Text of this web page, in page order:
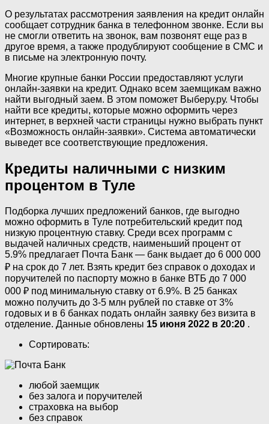
О результатах рассмотрения заявления на кредит онлайн
сообщает сотрудник банка в телефонном звонке. Если вы
не смогли ответить на звонок, вам позвонят еще раз в
другое время, а также продублируют сообщение в СМС и
в письме на электронную почту.
Многие крупные банки России предоставляют услуги
онлайн-заявки на кредит. Однако всем заемщикам важно
найти выгодный заем. В этом поможет Выберу.ру. Чтобы
найти все кредиты, которые можно оформить через
интернет, в верхней части страницы нужно выбрать пункт
«Возможность онлайн-заявки». Система автоматически
выведет все соответствующие предложения.
Кредиты наличными с низким
процентом в Туле
Подборка лучших предложений банков, где выгодно
можно оформить в Туле потребительский кредит под
низкую процентную ставку. Среди всех программ с
выдачей наличных средств, наименьший процент от
5.9% предлагает Почта Банк — банк выдает до 6 000 000
₽ на срок до 7 лет. Взять кредит без справок о доходах и
поручителей по паспорту можно в банке ВТБ до 7 000
000 ₽ под минимальную ставку от 6.9%. В 25 банках
можно получить до 3-5 млн рублей по ставке от 3%
годовых и в 6 банках подать онлайн заявку без визита в
отделение. Данные обновлены 15 июня 2022 в 20:20 .
Сортировать:
любой заемщик
без залога и поручителей
страховка на выбор
без справок